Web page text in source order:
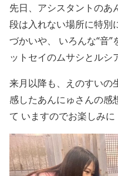
先日、アシスタントのあ
段は入れない場所に特別
づかいや、 いろんな“音
ットセイのムサシとル
来月以降も、えのすいの
感したあんにゅさんの感
て いますのでお楽しみに